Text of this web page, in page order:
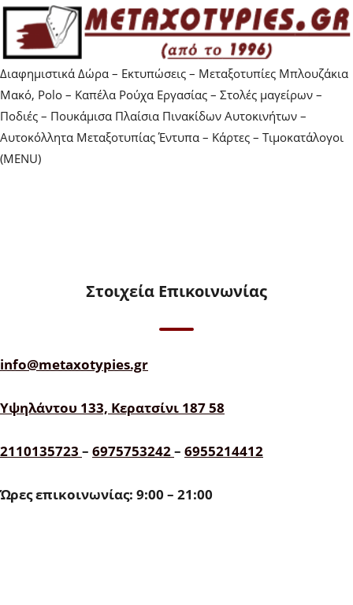
Διαφημιστικά Δώρα – Εκτυπώσεις – Μεταξοτυπίες Μπλουζάκια
Μακό, Polo – Καπέλα Ρούχα Εργασίας – Στολές μαγείρων –
Ποδιές – Πουκάμισα Πλαίσια Πινακίδων Αυτοκινήτων –
Αυτοκόλλητα Μεταξοτυπίας Έντυπα – Κάρτες – Τιμοκατάλογοι
(MENU)
Στοιχεία Επικοινωνίας
info@metaxotypies.gr
Υψηλάντου 133, Κερατσίνι 187 58
2110135723 – 6975753242– 6955214412
Ώρες επικοινωνίας: 9:00 – 21:00